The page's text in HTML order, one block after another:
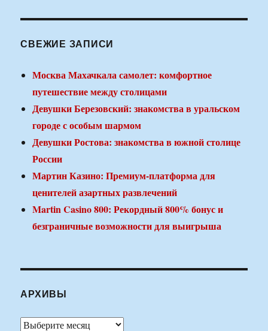
СВЕЖИЕ ЗАПИСИ
Москва Махачкала самолет: комфортное
путешествие между столицами
Девушки Березовский: знакомства в уральском
городе с особым шармом
Девушки Ростова: знакомства в южной столице
России
Мартин Казино: Премиум-платформа для
ценителей азартных развлечений
Martin Casino 800: Рекордный 800% бонус и
безграничные возможности для выигрыша
АРХИВЫ
Архивы